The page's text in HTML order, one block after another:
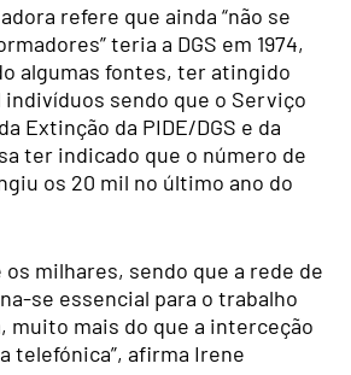
refere que ainda “não se
teria a DGS em 1974,
algumas fontes, ter atingido
indivíduos sendo que o Serviço
Extinção da PIDE/DGS e da
ter indicado que o número de
os 20 mil no último ano do
os milhares, sendo que a rede de
se essencial para o trabalho
muito mais do que a interceção
telefónica”, afirma Irene